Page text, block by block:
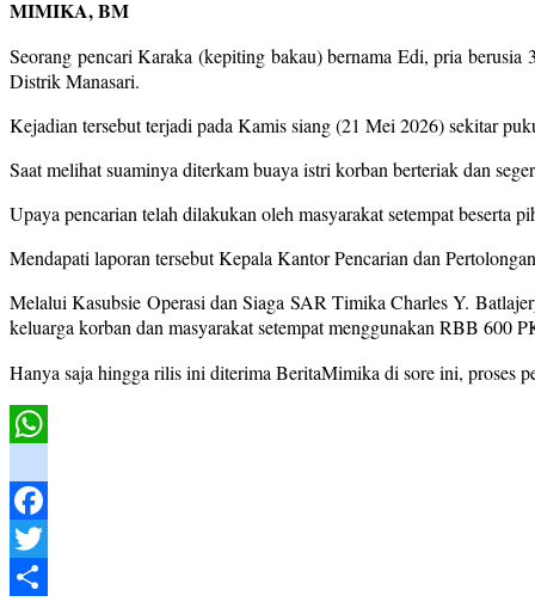
MIMIKA, BM
Seorang pencari Karaka (kepiting bakau) bernama Edi, pria
Distrik Manasari.
Kejadian tersebut terjadi pada Kamis siang (21 Mei 2026) sekitar
Saat melihat suaminya diterkam buaya istri korban berteriak dan
Upaya pencarian telah dilakukan oleh masyarakat setempat beserta
Mendapati laporan tersebut Kepala Kantor Pencarian dan
Melalui Kasubsie Operasi dan Siaga SAR Timika Charles Y.
keluarga korban dan masyarakat setempat menggunakan RBB 600
Hanya saja hingga rilis ini diterima BeritaMimika di sore ini, proses
instagram
Facebook
Twitter